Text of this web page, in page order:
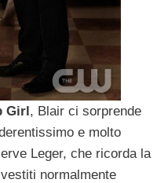
Girl, Blair ci sorprende
e molto
Leger, che ricorda la
normalmente